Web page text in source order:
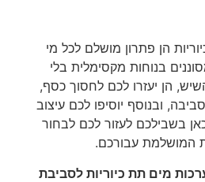
הן פתרון מושלם לכל מי
בנוחות מקסימלית בלי
הן יעזרו לכם לחסוך כסף,
ובנוסף יוסיפו לכם עיצוב
בשבילכם לעזור לכם לבחור
המושלמת עבורכם.
מים תת כיוריות לסביבת